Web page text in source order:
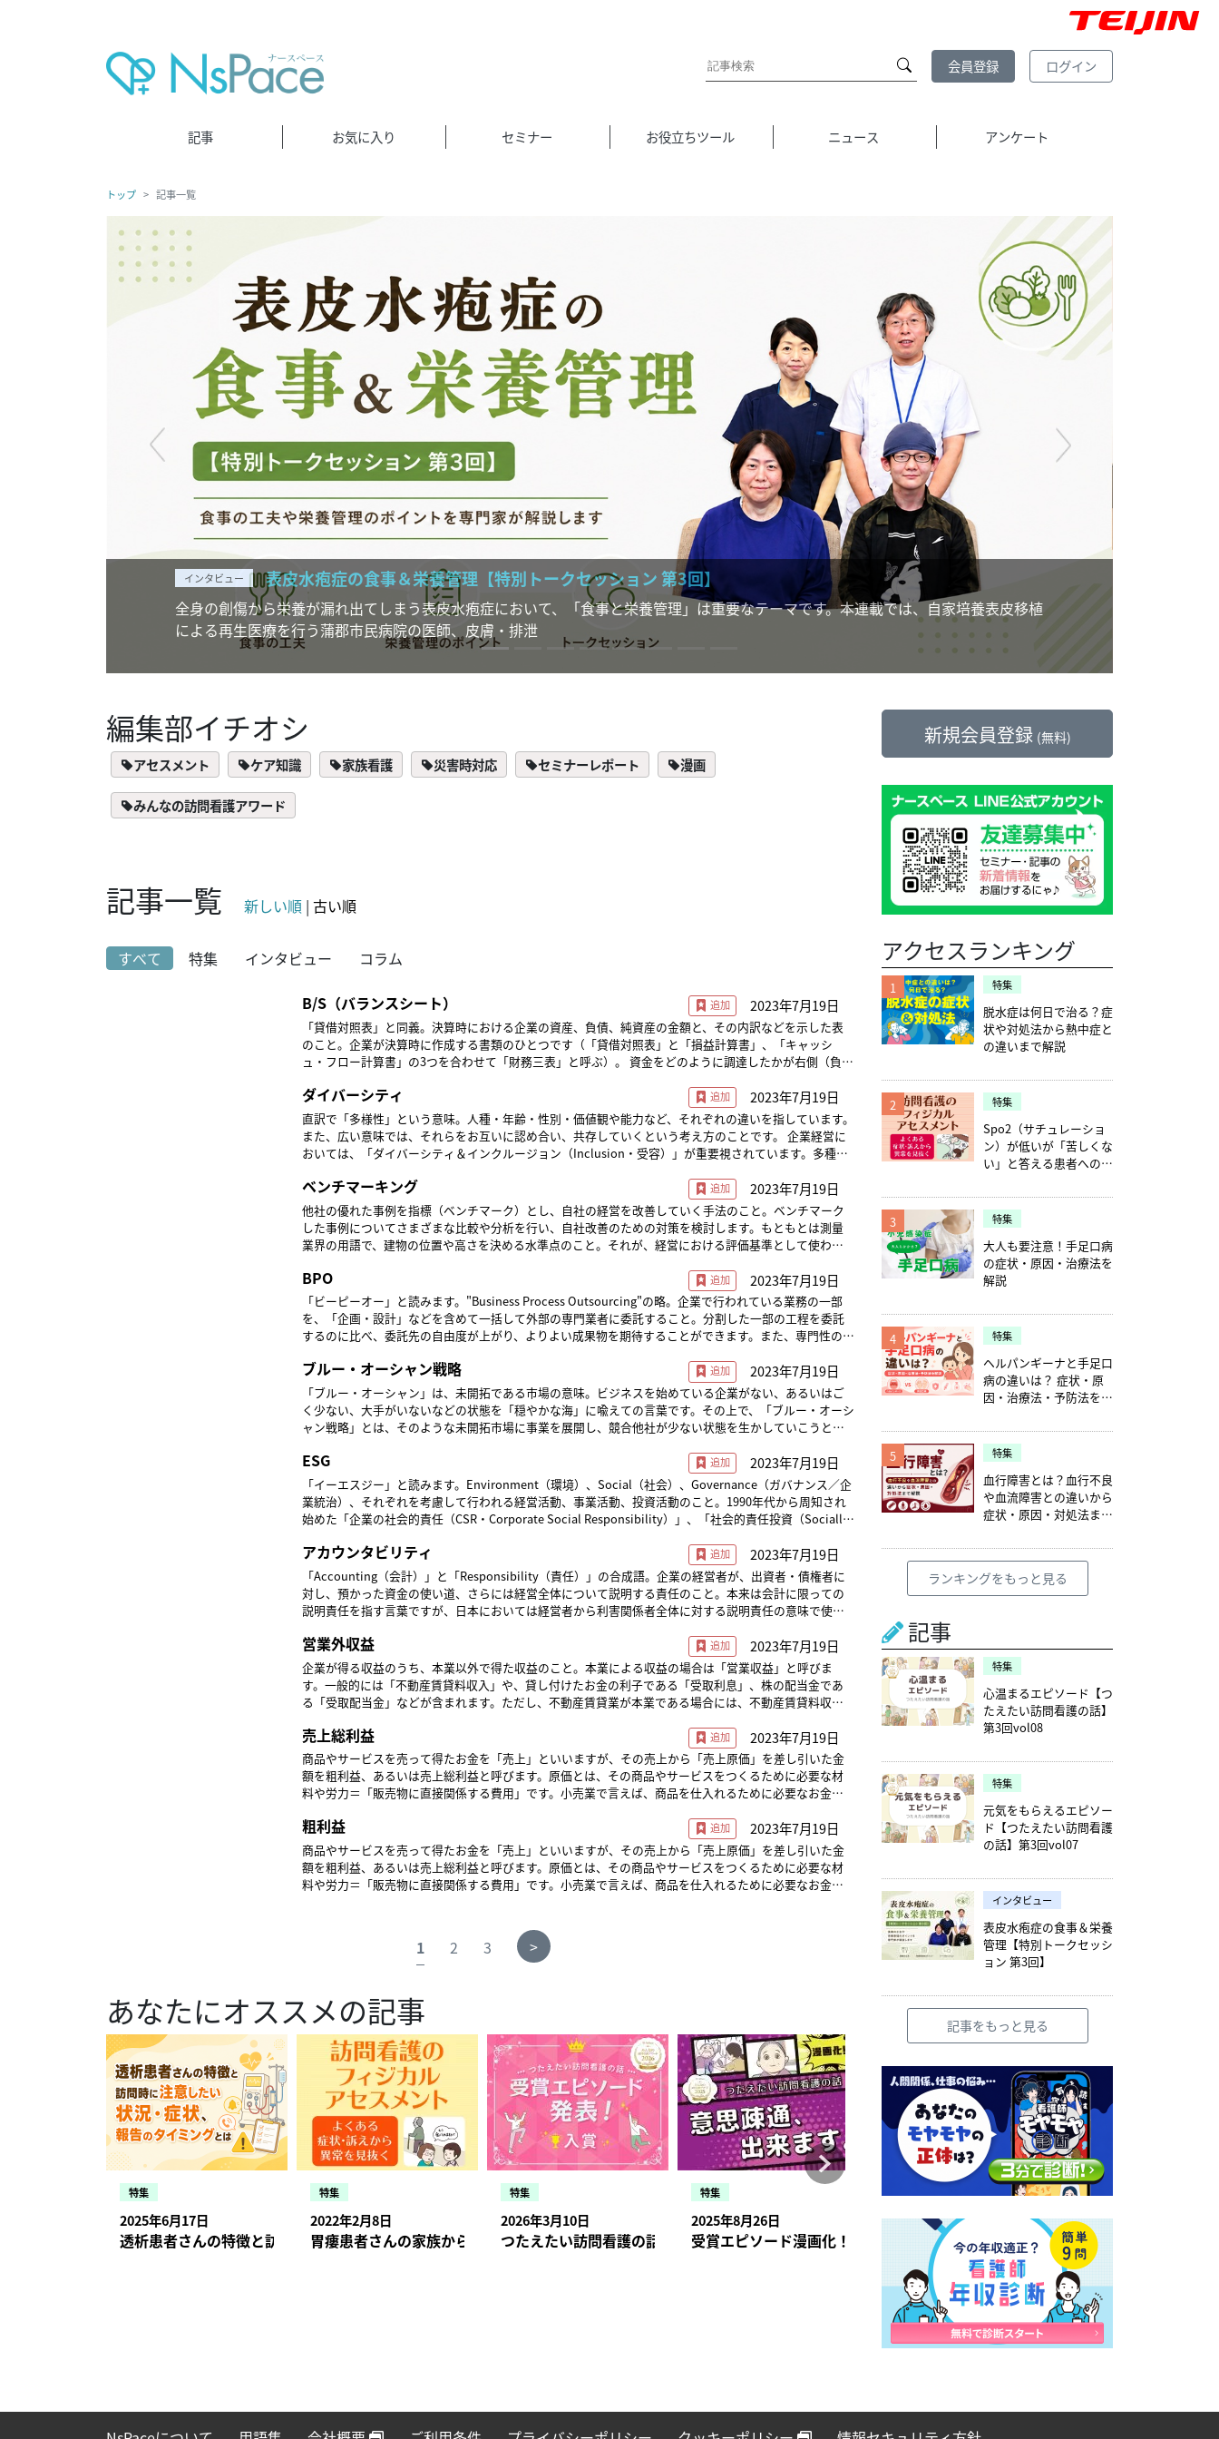
ログイン
会員登録
記事 お気に入り セミナー お役立ちツール ニュース アンケート
トップ 記事一覧
インタビュー 表皮水疱症の食事＆栄養管理【特別トークセッション 第3回】
全身の創傷から栄養が漏れ出てしまう表皮水疱症において、「食事と栄養管理」は重要なテーマです。本連載では、自家培養表皮移植
による再生医療を行う蒲郡市民病院の医師、皮膚・排泄
編集部イチオシ
アセスメント ケア知識 家族看護 災害時対応 セミナーレポート 漫画
みんなの訪問看護アワード
記事一覧 新しい順 | 古い順
すべて 特集 インタビュー コラム
2023年7月19日
B/S（バランスシート）
「貸借対照表」と同義。決算時における企業の資産、負債、純資産の金額と、その内訳などを示した表
のこと。企業が決算時に作成する書類のひとつです（「貸借対照表」と「損益計算書」、「キャッシ
ュ・フロー計算書」の3つを合わせて「財務三表」と呼ぶ）。 資金をどのように調達したかが右側（負債
致することから、「バランスシート」ともいわれます。主に企業が資金分析のために作成し、株主（出
資者）や金融機関（債権者）などがその企業の財務状態を把握するためにも閲覧します。「純資産÷総
資本＝自己資本比率」の数値が大きいほど、安定的な経営が行われていると判断されます。
2023年7月19日
ダイバーシティ
直訳で「多様性」という意味。人種・年齢・性別・価値観や能力など、それぞれの違いを指しています。
また、広い意味では、それらをお互いに認め合い、共存していくという考え方のことです。 企業経営に
おいては、「ダイバーシティ＆インクルージョン（Inclusion・受容）」が重要視されています。多種多
相互に機能する環境を社内に定着させることにより、組織の競争力を高めていく、といった意味合いを
含みます。
2023年7月19日
ベンチマーキング
他社の優れた事例を指標（ベンチマーク）とし、自社の経営を改善していく手法のこと。ベンチマーク
した事例についてさまざまな比較や分析を行い、自社改善のための対策を検討します。もともとは測量
業界の用語で、建物の位置や高さを決める水準点のこと。それが、経営における評価基準として使われ
他業界であったり、事業単位であったりとさまざまです。たとえばIT業界では「性能」を比較し、評価す
る指標とされています。ベンチマーキングすることにより目標や理想が明確になるだけでなく、分析・
比較によって自社の経営状態やパフォーマンスを客観的に見ることができ、より効率的に自社改善を進
めることができます。
2023年7月19日
BPO
「ビーピーオー」と読みます。"Business Process Outsourcing"の略。企業で行われている業務の一部
を、「企画・設計」などを含めて一括して外部の専門業者に委託すること。分割した一部の工程を委託
するのに比べ、委託先の自由度が上がり、よりよい成果物を期待することができます。また、専門性の高
人材を集中させることができる、といったメリットもあります。
2023年7月19日
ブルー・オーシャン戦略
「ブルー・オーシャン」は、未開拓である市場の意味。ビジネスを始めている企業がない、あるいはご
く少ない、大手がいないなどの状態を「穏やかな海」に喩えての言葉です。その上で、「ブルー・オーシ
ャン戦略」とは、そのような未開拓市場に事業を展開し、競合他社が少ない状態を生かしていこうとす
ストで大きな利益を見込むことが可能です。ただし、参考にできる成功例がないため、大規模なリサー
チやモニタリングなどが欠かせません。新薬の開発においては、ブルー・オーシャン戦略が重要です。
相反する言葉としては「レッド・オーシャン戦略」があります。レッド・オーシャンは競争相手が多
く、競争が激しい状態を「赤い海」に喩えています。レッド・オーシャン戦略は、競合他社が多い市場
で勝ち残っていくための企業戦略です。この戦略は、冷蔵庫やクーラーなど昔からある家電製品や、さ
まざまなメーカーが参入している一般的な食品や飲料などの分野で必要とされます。
2023年7月19日
ESG
「イーエスジー」と読みます。Environment（環境）、Social（社会）、Governance（ガバナンス／企
業統治）、それぞれを考慮して行われる経営活動、事業活動、投資活動のこと。1990年代から周知され
始めた「企業の社会的責任（CSR・Corporate Social Responsibility）」、「社会的責任投資（Socially
あるともいえるでしょう。 企業がEGSへの取り組みを重視することは、長期的な成長や経営基盤の強化
に繋がり、そういった企業に投資を行うことを「ESG投資」と呼ばれ、全世界で大きな伸びを見せていま
す。
2023年7月19日
アカウンタビリティ
「Accounting（会計）」と「Responsibility（責任）」の合成語。企業の経営者が、出資者・債権者に
対し、預かった資金の使い道、さらには経営全体について説明する責任のこと。本来は会計に限っての
説明責任を指す言葉ですが、日本においては経営者から利害関係者全体に対する説明責任の意味で使わ
めていくべきだとする経営者側が持つべき責任感ともいえます。説明が不足すれば、「アカウンタビリ
ティの欠如」という指摘がなされるでしょう。 なお、医療においてもアカウンタビリティは重要視され
ています。患者に対して行われる治療や処置の説明責任であり、患者との合意を進める「インフォーム
ド・コンセント」、治療方針に対する納得させる「ムンテラ」などにも関連する言葉です。
2023年7月19日
営業外収益
企業が得る収益のうち、本業以外で得た収益のこと。本業による収益の場合は「営業収益」と呼びま
す。一般的には「不動産賃貸料収入」や、貸し付けたお金の利子である「受取利息」、株の配当金であ
る「受取配当金」などが含まれます。ただし、不動産賃貸業が本業である場合には、不動産賃貸料収入
2023年7月19日
売上総利益
商品やサービスを売って得たお金を「売上」といいますが、その売上から「売上原価」を差し引いた金
額を粗利益、あるいは売上総利益と呼びます。原価とは、その商品やサービスをつくるために必要な材
料や労力＝「販売物に直接関係する費用」です。小売業で言えば、商品を仕入れるために必要なお金が
人件費を含めた「製造原価」が用いられます。 なお、商品やサービスを売るための広告宣伝費や、商品
を保管するための管理費などは「販売物に間接的に関係する費用」であり、これは「コスト」と呼ばれ
ます。売上原価・製造原価はコストに含まれるものです。
2023年7月19日
粗利益
商品やサービスを売って得たお金を「売上」といいますが、その売上から「売上原価」を差し引いた金
額を粗利益、あるいは売上総利益と呼びます。原価とは、その商品やサービスをつくるために必要な材
料や労力＝「販売物に直接関係する費用」です。小売業で言えば、商品を仕入れるために必要なお金が
を保管するための管理費などは「販売物に間接的に関係する費用」であり、これは「コスト」と呼ばれ
ます。売上原価・製造原価はコストに含まれるものです。
1 2 3 >
あなたにオススメの記事
特集
2025年6月17日
透析患者さんの特徴と訪問時に注意したい状況・症状、報告のタイミングとは
特集
2022年2月8日
胃瘻患者さんの家族から「口から食べられませんか？」と相談された場合【訪問看護のアセスメント】
特集
2026年3月10日
つたえたい訪問看護の話 受賞エピソード発表！入賞【2026】
特集
2025年8月26日
受賞エピソード漫画化！「意思疎通、出来ます。」前編【つたえたい訪問看護の
2026年4月28日
訪問看護師向け在宅看取り教育プログラム
2021年7月6日
適切な人材を「選考
新規会員登録 (無料)
アクセスランキング
1 特集
脱水症は何日で治る？症
状や対処法から熱中症と
の違いまで解説
2 特集
Spo2（サチュレーショ
ン）が低いが「苦しくな
い」と答える患者への確
3 特集
大人も要注意！手足口病
の症状・原因・治療法を
解説
4 特集
ヘルパンギーナと手足口
病の違いは？ 症状・原
因・治療法・予防法を解
5 特集
血行障害とは？血行不良
や血流障害との違いから
症状・原因・対処法まで
ランキングをもっと見る
記事
特集
心温まるエピソード【つ
たえたい訪問看護の話】
第3回vol08
特集
元気をもらえるエピソー
ド【つたえたい訪問看護
の話】第3回vol07
インタビュー
表皮水疱症の食事＆栄養
管理【特別トークセッシ
ョン 第3回】
記事をもっと見る